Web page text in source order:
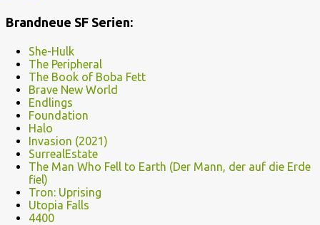
Brandneue SF Serien:
She-Hulk
The Peripheral
The Book of Boba Fett
Brave New World
Endlings
Foundation
Halo
Invasion (2021)
SurrealEstate
The Man Who Fell to Earth (Der Mann, der auf die Erde
fiel)
Tron: Uprising
Utopia Falls
4400